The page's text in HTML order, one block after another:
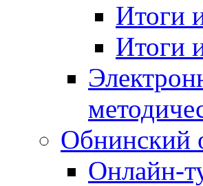
Итоги
Итоги
Обнинский
Онлайн-